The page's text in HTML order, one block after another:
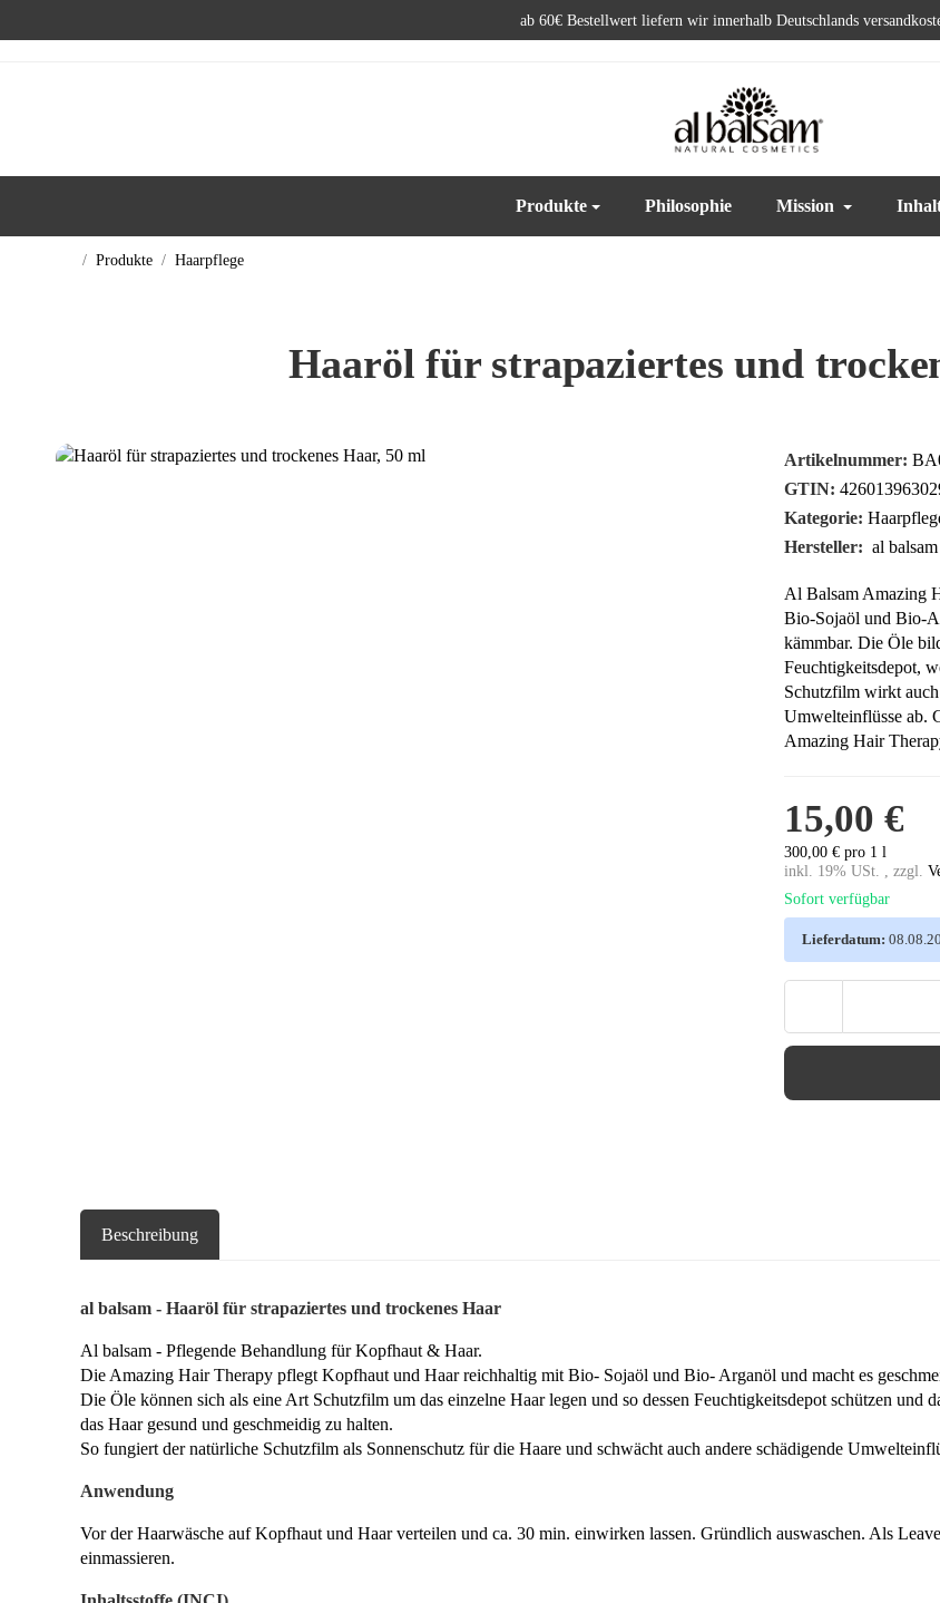
ab 60€ Bestellwert liefern wir innerhalb Deutschlands
Produkte Philosophie Mission
/ Produkte / Haarpflege
Haaröl für strapaziertes und
Artikelnummer:
GTIN:
Kategorie:
Hersteller: al balsam
Al Balsam Amazing
Bio-Sojaöl und Bio-
kämmbar. Die Öle
Feuchtigkeitsdepot,
Schutzfilm wirkt auch
Umwelteinflüsse ab.
Amazing Hair
15,00 €
300,00 € pro 1 l
inkl. 19% USt. , zzgl.
Sofort verfügbar
Lieferdatum:
Beschreibung
al balsam - Haaröl für strapaziertes und trockenes Haar
Al balsam - Pflegende Behandlung für Kopfhaut & Haar.
Die Amazing Hair Therapy pflegt Kopfhaut und Haar reichhaltig mit Bio- Sojaöl und Bio- Arganöl und macht es
Die Öle können sich als eine Art Schutzfilm um das einzelne Haar legen und so dessen Feuchtigkeitsdepot schützen und
das Haar gesund und geschmeidig zu halten.
So fungiert der natürliche Schutzfilm als Sonnenschutz für die Haare und schwächt auch andere schädigende
Anwendung
Vor der Haarwäsche auf Kopfhaut und Haar verteilen und ca. 30 min. einwirken lassen. Gründlich auswaschen. Als
einmassieren.